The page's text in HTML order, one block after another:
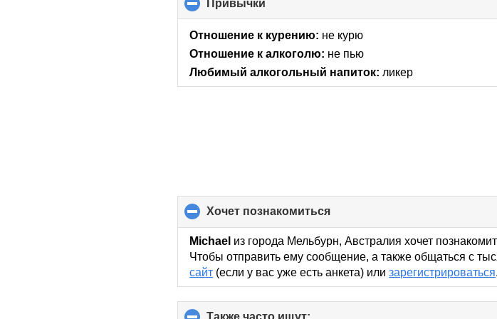
Привычки
to
collapse
Отношение к курению: не курю
Отношение к алкоголю: не пью
Любимый алкогольный напиток: ликер
хочет познакомиться
to
collapse
contents
Michael из города Мельбурн, Австралия хочет
Чтобы отправить ему сообщение, а также общаться с
сайт (если у вас уже есть анкета) илизарегистрироваться.
Также часто ищут: